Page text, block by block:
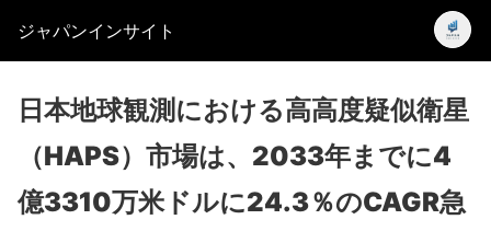
ジャパンインサイト
日本地球観測における高高度疑似衛星
（HAPS）市場は、2033年までに4
億3310万米ドルに24.3％のCAGR急